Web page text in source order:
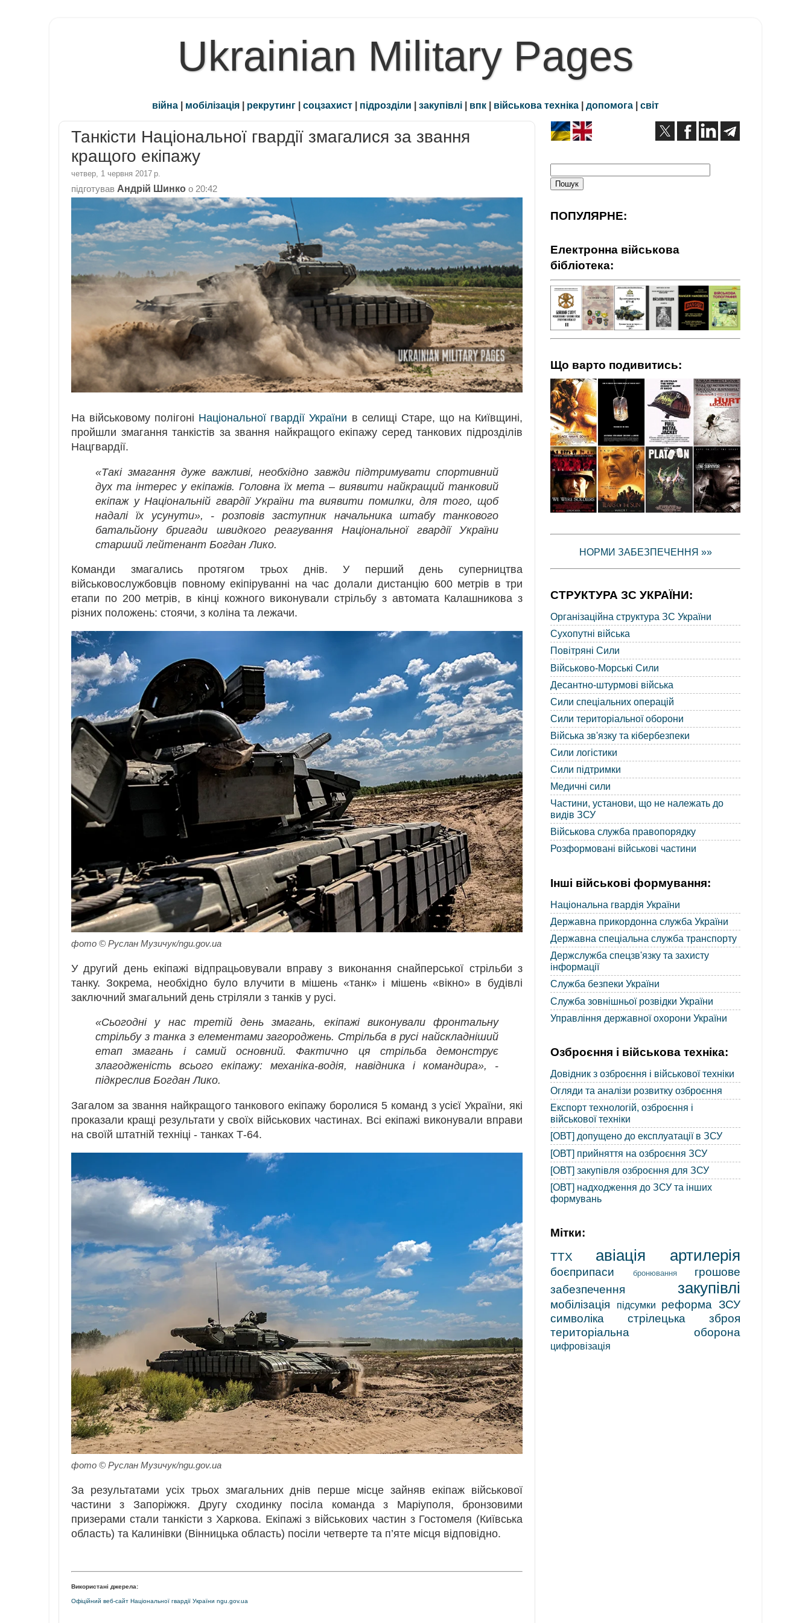
Ukrainian Military Pages
війна | мобілізація | рекрутинг | соцзахист | підрозділи | закупівлі | впк | військова техніка | допомога | світ
Танкісти Національної гвардії змагалися за звання
кращого екіпажу
четвер, 1 червня 2017 р.
підготував Андрій Шинко о 20:42
На військовому полігоні Національної гвардії України в селищі Старе, що на Київщині,
пройшли змагання танкістів за звання найкращого екіпажу серед танкових підрозділів
Нацгвардії.
«Такі змагання дуже важливі, необхідно завжди підтримувати спортивний
дух та інтерес у екіпажів. Головна їх мета – виявити найкращий танковий
екіпаж у Національній гвардії України та виявити помилки, для того, щоб
надалі їх усунути», - розповів заступник начальника штабу танкового
батальйону бригади швидкого реагування Національної гвардії України
старший лейтенант Богдан Лико.
Команди змагались протягом трьох днів. У перший день суперництва
військовослужбовців повному екіпіруванні на час долали дистанцію 600 метрів в три
етапи по 200 метрів, в кінці кожного виконували стрільбу з автомата Калашникова з
різних положень: стоячи, з коліна та лежачи.
фото © Руслан Музичук/ngu.gov.ua
У другий день екіпажі відпрацьовували вправу з виконання снайперської стрільби з
танку. Зокрема, необхідно було влучити в мішень «танк» і мішень «вікно» в будівлі
заключний змагальний день стріляли з танків у русі.
«Сьогодні у нас третій день змагань, екіпажі виконували фронтальну
стрільбу з танка з елементами загороджень. Стрільба в русі найскладніший
етап змагань і самий основний. Фактично ця стрільба демонструє
злагодженість всього екіпажу: механіка-водія, навідника і командира», -
підкреслив Богдан Лико.
Загалом за звання найкращого танкового екіпажу боролися 5 команд з усієї України, які
проказали кращі результати у своїх військових частинах. Всі екіпажі виконували вправи
на своїй штатній техніці - танках Т-64.
фото © Руслан Музичук/ngu.gov.ua
За результатами усіх трьох змагальних днів перше місце зайняв екіпаж військової
частини з Запоріжжя. Другу сходинку посіла команда з Маріуполя, бронзовими
призерами стали танкісти з Харкова. Екіпажі з військових частин з Гостомеля (Київська
область) та Калинівки (Вінницька область) посіли четверте та п’яте місця відповідно.
Використані джерела:
Офіційний веб-сайт Національної гвардії України ngu.gov.ua
ПОПУЛЯРНЕ:
Електронна військова
бібліотека:
Що варто подивитись:
НОРМИ ЗАБЕЗПЕЧЕННЯ »»
СТРУКТУРА ЗС УКРАЇНИ:
Організаційна структура ЗС України
Сухопутні війська
Повітряні Сили
Військово-Морські Сили
Десантно-штурмові війська
Сили спеціальних операцій
Сили територіальної оборони
Війська зв'язку та кібербезпеки
Сили логістики
Сили підтримки
Медичні сили
Частини, установи, що не належать до
видів ЗСУ
Військова служба правопорядку
Розформовані військові частини
Інші військові формування:
Національна гвардія України
Державна прикордонна служба України
Державна спеціальна служба транспорту
Держслужба спецзв'язку та захисту
інформації
Служба безпеки України
Служба зовнішньої розвідки України
Управління державної охорони України
Озброєння і військова техніка:
Довідник з озброєння і військової техніки
Огляди та аналізи розвитку озброєння
Експорт технологій, озброєння і
військової техніки
[ОВТ] допущено до експлуатації в ЗСУ
[ОВТ] прийняття на озброєння ЗСУ
[ОВТ] закупівля озброєння для ЗСУ
[ОВТ] надходження до ЗСУ та інших
формувань
Мітки:
ТТХ авіація артилерія
боєприпаси бронювання
грошове
забезпечення
закупівлі
мобілізація підсумки
реформа ЗСУ
символіка
стрілецька зброя
територіальна оборона
цифровізація